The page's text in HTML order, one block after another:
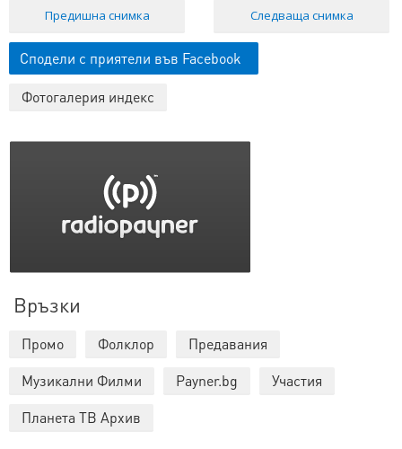
Предишна снимка Следваща снимка
Сподели с приятели във Facebook
Фотогалерия индекс
Връзки
Промо Фолклор
Предавания
Музикални Филми
Payner.bg
Участия
Планета ТВ Архив